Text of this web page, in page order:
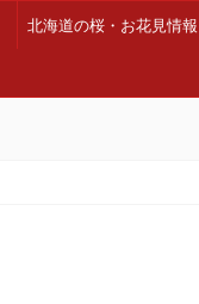
北海道の桜・お花見情報